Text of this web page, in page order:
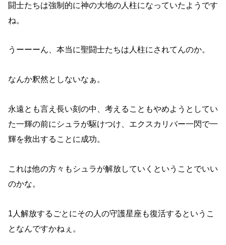
闘士たちは強制的に神の大地の人柱になっていたようです
ね。
うーーーん、本当に聖闘士たちは人柱にされてんのか。
なんか釈然としないなぁ。
永遠とも言え長い刻の中、考えることもやめようとしてい
た一輝の前にシュラが駆けつけ、エクスカリバー一閃で一
輝を救出することに成功。
これは他の方々もシュラが解放していくということでいい
のかな。
1人解放するごとにその人の守護星座も復活するというこ
となんですかねぇ。